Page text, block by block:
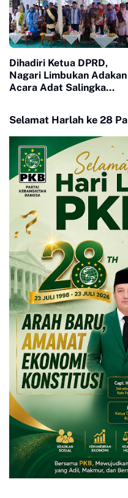
Dihadiri Ketua DPRD,
Nagari Limbukan Adakan
Acara Adat Salingka
Selamat Harlah ke 28